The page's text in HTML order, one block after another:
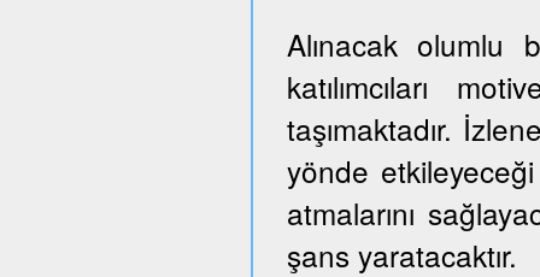
Alınacak olumlu
katılımcıları
taşımaktadır.
yönde
atmalarını
şans yaratacaktır.